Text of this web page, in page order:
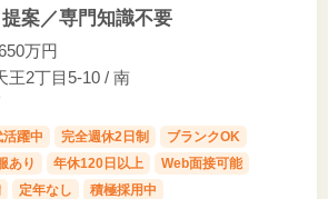
案／専門知識不要
万円
王2丁目5-10 / 南
躍中 完全週休2日制
ブランクOK
あり 年休120日以上
Web面接可能
定年なし 積極採用中